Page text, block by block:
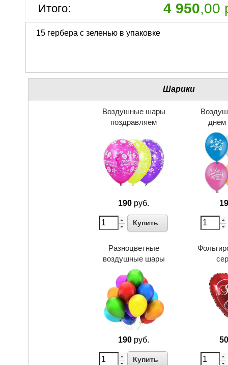
Итого: 4 950,00
15 гербера с зеленью в упаковке
Шарики
Воздушные шары
поздравляем
190 руб.
Купить
днем
Разноцветные
воздушные шары
190 руб.
Купить